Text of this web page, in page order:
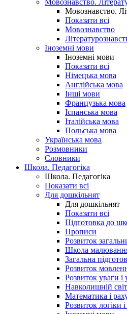
Мовознавство.
Мовознавство.
Показати всі
Мовознавство
Іноземні мови
Іноземні мови
Показати всі
Німецька мова
Англійська мова
Інші мови
Французька мова
Іспанська мова
Італійська мова
Польська мова
Українська мова
Розмовники
Словники
Школа. Педагогіка
Школа. Педагогіка
Показати всі
Для дошкільнят
Для дошкільнят
Показати всі
Підготовка до
Прописи
Розвиток
Школа
Загальна
Розвиток
Розвиток уваги і
Навколишній світ
Математика і
Розвиток логіки